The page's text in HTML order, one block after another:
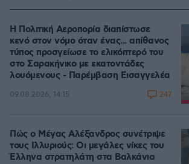
Η Πολιτική Αεροπορία διαπίστωσε
κενό στον νόμο όταν ένας... απίθανος
τύπος προσγείωσε το ελικόπτερό του
στο Σαρακήνικο με εκατοντάδες
λουόμενους - Παρέμβαση Εισαγγελέα
09.08.2026, 14:15 247
Πώς ο Μέγας Αλέξανδρος συνέτριψε
τους Ιλλυριούς: Οι μεγάλες νίκες του
Έλληνα στρατηλάτη στα Βαλκάνια